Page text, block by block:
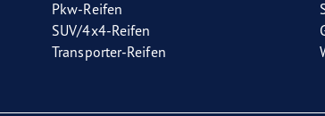
Pkw-Reifen
SUV/4x4-Reifen
Transporter-Reifen